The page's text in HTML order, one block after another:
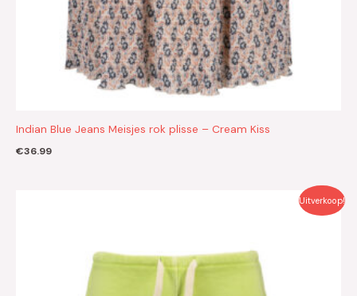
Indian Blue Jeans Meisjes rok plisse – Cream Kiss
€36.99
Uitverkoop!